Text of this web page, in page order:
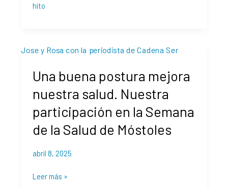
hito
Una buena postura mejora
nuestra salud. Nuestra
participación en la Semana
de la Salud de Móstoles
abril 8, 2025
Una
postura
nuestra
salud.
participación
Semana
Leer más »